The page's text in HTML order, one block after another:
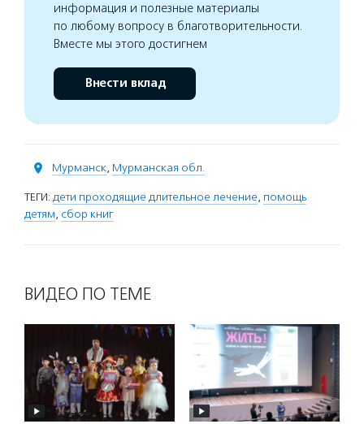
информация и полезные материалы
по любому вопросу в благотворительности.
Вместе мы этого достигнем
Внести вклад
Мурманск, Мурманская обл.
ТЕГИ: дети проходящие длительное лечение, помощь
детям, сбор книг
ВИДЕО ПО ТЕМЕ